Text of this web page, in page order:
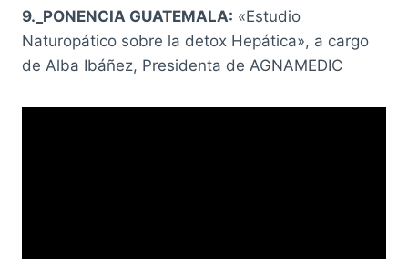
9._PONENCIA GUATEMALA: «Estudio
Naturopático sobre la detox Hepática», a cargo
de Alba Ibáñez, Presidenta de AGNAMEDIC